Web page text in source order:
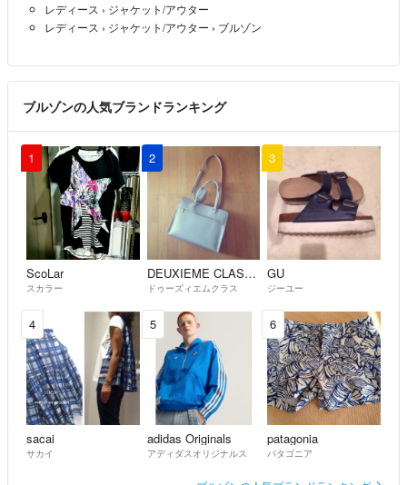
レディース › ジャケット/アウター
レディース › ジャケット/アウター › ブルゾン
ブルゾンの人気ブランドランキング
1
ScoLar
スカラー
2
DEUXIEME CLASSE
ドゥーズィエムクラス
3
GU
ジーユー
4
sacai
サカイ
5
adidas Originals
アディダスオリジナルス
6
patagonia
パタゴニア